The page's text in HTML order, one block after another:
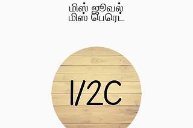
மிஸ் ஜூவல்
மிஸ் பெரெட்